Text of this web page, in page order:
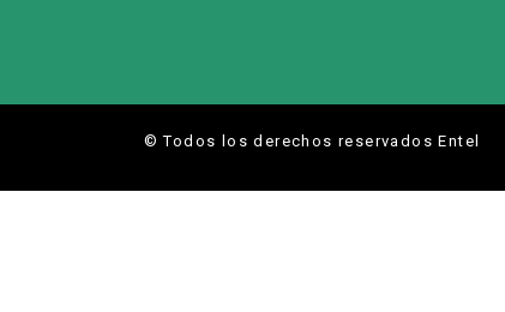
© Todos los derechos reservados Entel